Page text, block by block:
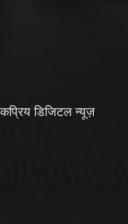
डिजिटल न्यूज़